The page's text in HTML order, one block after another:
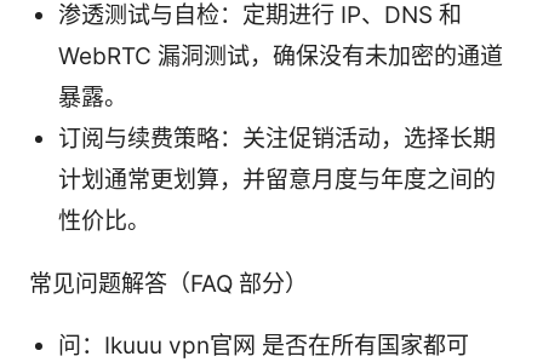
渗透测试与自检：定期进行 IP、DNS 和
WebRTC 漏洞测试，确保没有未加密的通道
暴露。
订阅与续费策略：关注促销活动，选择长期
计划通常更划算，并留意月度与年度之间的
性价比。
常见问题解答（FAQ 部分）
问：Ikuuu vpn官网 是否在所有国家都可